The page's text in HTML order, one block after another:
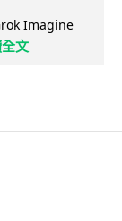
Imagine
文